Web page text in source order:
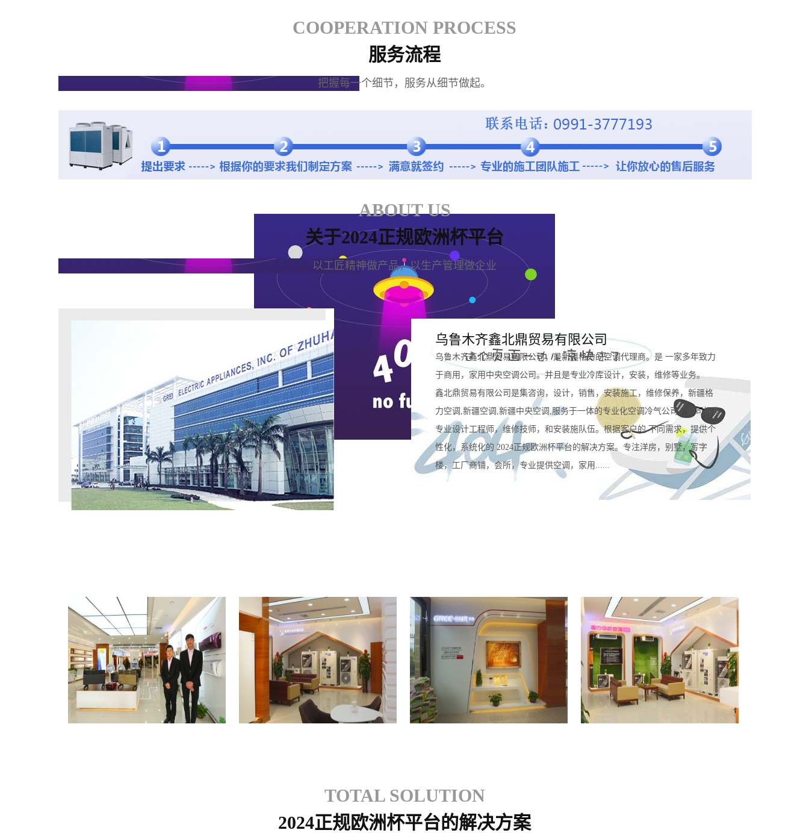
COOPERATION PROCESS
服务流程
把握每一个细节，服务从细节做起。
ABOUT US
关于2024正规欧洲杯平台
以工匠精神做产品，以生产管理做企业
乌鲁木齐鑫北鼎贸易有限公司
乌鲁木齐鑫北鼎贸易有限公司，是新疆格力的空调代理商。是 一家多年致力
于商用，家用中央空调公司。并且是专业冷库设计，安装，维修等业务。
鑫北鼎贸易有限公司是集咨询，设计，销售，安装施工，维修保养，新疆格
力空调,新疆空调,新疆中央空调,服务于一体的专业化空调冷气公司。公司拥有
专业设计工程师，维修技师，和安装施队伍。根据客户的 不同需求，提供个
性化，系统化的 2024正规欧洲杯平台的解决方案。专注洋房，别墅，写字
楼，工厂商铺，会所，专业提供空调，家用......
TOTAL SOLUTION
2024正规欧洲杯平台的解决方案